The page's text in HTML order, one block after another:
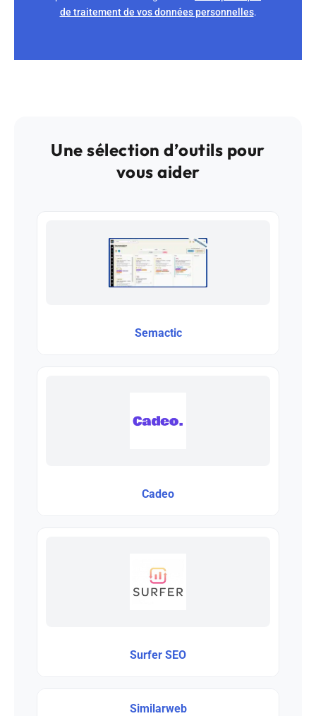
de traitement de vos données personnelles.
Une sélection d’outils pour
vous aider
Semactic
Cadeo
Surfer SEO
Similarweb